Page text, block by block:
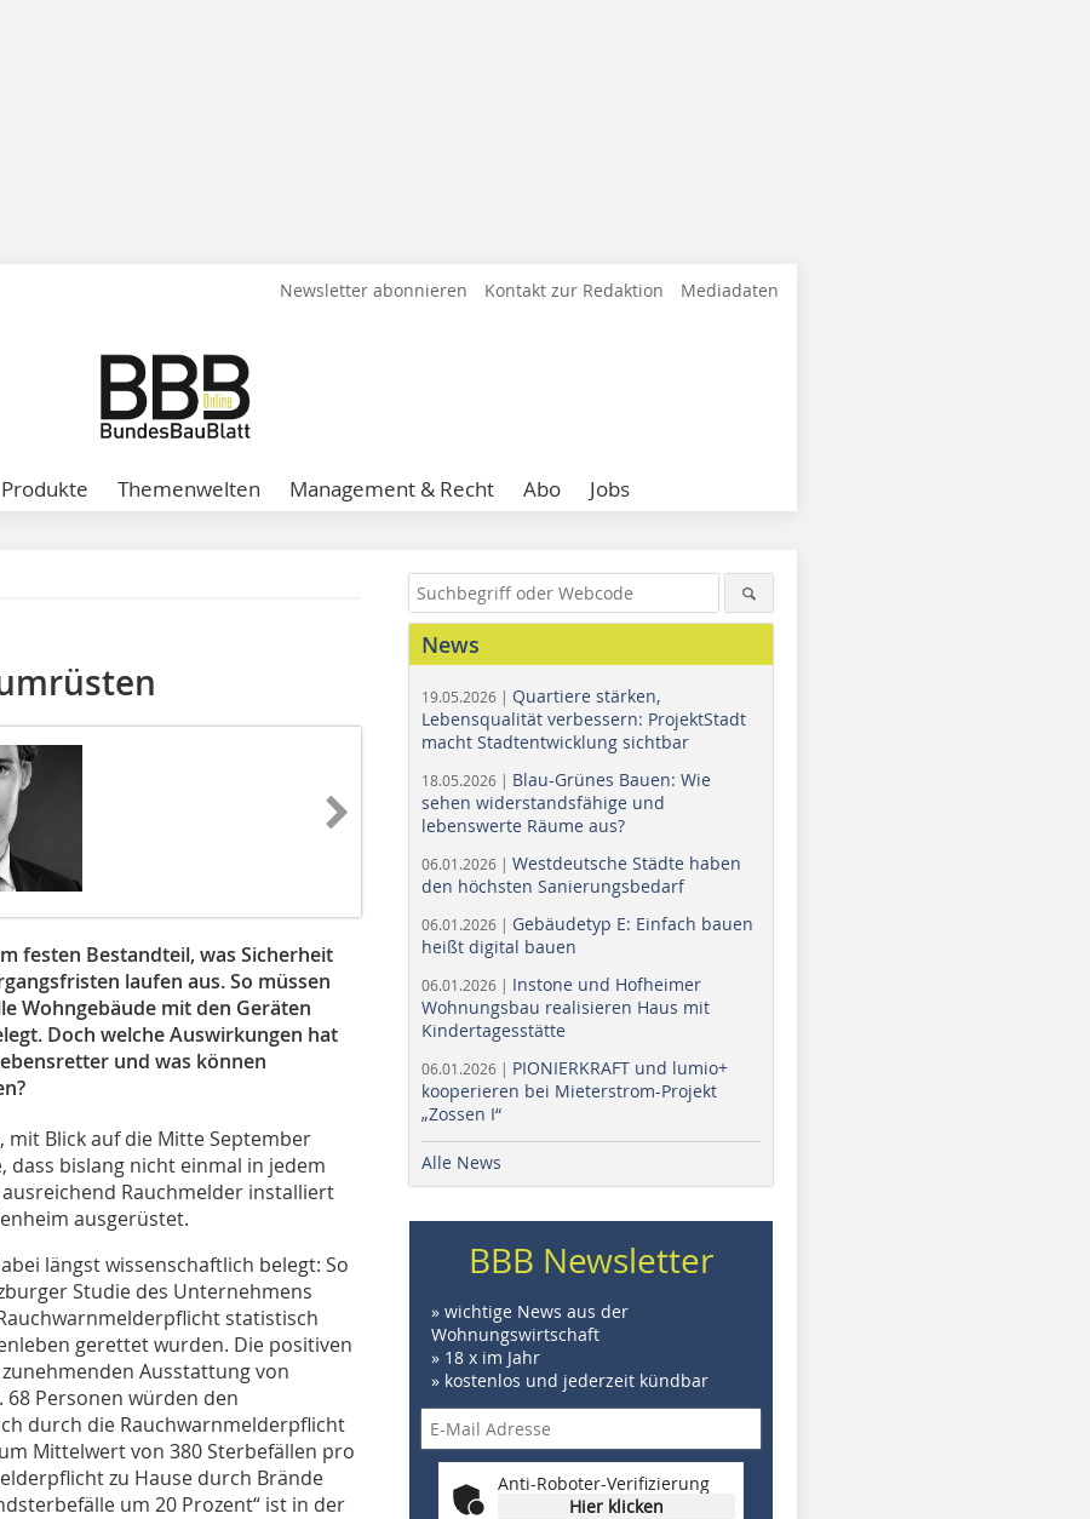
Newsletter abonnieren Kontakt zur Redaktion Mediadaten
Produkte Themenwelten Management & Recht Abo Jobs
festen Bestandteil, was Sicherheit
laufen aus. So müssen
Wohngebäude mit den Geräten
Doch welche Auswirkungen hat
und was können
Blick auf die Mitte September
bislang nicht einmal in jedem
Rauchmelder installiert
ausgerüstet.
längst wissenschaftlich belegt: So
Studie des Unternehmens
statistisch
gerettet wurden. Die positiven
Ausstattung von
Personen würden den
durch die Rauchwarnmelderpflicht
Mittelwert von 380 Sterbefällen pro
zu Hause durch Brände
um 20 Prozent“ ist in der
News
19.05.2026 | Quartiere stärken,
Lebensqualität verbessern: ProjektStadt
macht Stadtentwicklung sichtbar
18.05.2026 | Blau-Grünes Bauen: Wie
sehen widerstandsfähige und
lebenswerte Räume aus?
06.01.2026 | Westdeutsche Städte haben
den höchsten Sanierungsbedarf
06.01.2026 | Gebäudetyp E: Einfach bauen
heißt digital bauen
06.01.2026 | Instone und Hofheimer
Wohnungsbau realisieren Haus mit
Kindertagesstätte
06.01.2026 | PIONIERKRAFT und lumio+
kooperieren bei Mieterstrom-Projekt
„Zossen I“
Alle News
BBB Newsletter
» wichtige News aus der
Wohnungswirtschaft
» 18 x im Jahr
» kostenlos und jederzeit kündbar
Anti-Roboter-Verifizierung
Hier klicken